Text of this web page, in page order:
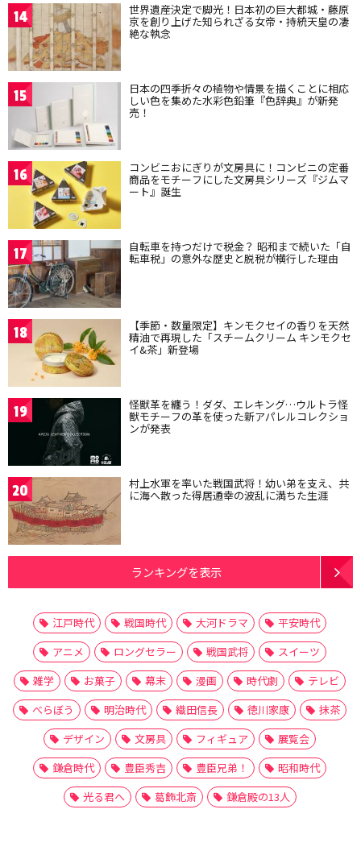
14 世界遺産決定で脚光！日本初の巨大都城・藤原
京を創り上げた知られざる女帝・持統天皇の凄
絶な執念
15 日本の四季折々の植物や情景を描くことに相応
しい色を集めた水彩色鉛筆『色辞典』が新発
売！
16 コンビニおにぎりが文房具に！コンビニの定番
商品をモチーフにした文房具シリーズ『ジムマ
ート』誕生
17 自転車を持つだけで税金？ 昭和まで続いた「自
転車税」の意外な歴史と脱税が横行した理由
18 【季節・数量限定】キンモクセイの香りを天然
精油で再現した「スチームクリーム キンモクセ
イ&茶」新登場
19 怪獣革を纏う！ダダ、エレキング…ウルトラ怪
獣モチーフの革を使った新アパレルコレクショ
ンが発表
20 村上水軍を率いた戦国武将！幼い弟を支え、共
に海へ散った得居通幸の波乱に満ちた生涯
ランキングを表示
江戸時代 戦国時代 大河ドラマ
平安時代
アニメ
ロングセラー 戦国武将
スイーツ
雑学
お菓子 幕末 漫画 時代劇
テレビ
べらぼう
明治時代 織田信長 徳川家康
抹茶
デザイン
文房具 フィギュア
展覧会
鎌倉時代
豊臣秀吉 豊臣兄弟！
昭和時代
光る君へ
葛飾北斎 鎌倉殿の13人